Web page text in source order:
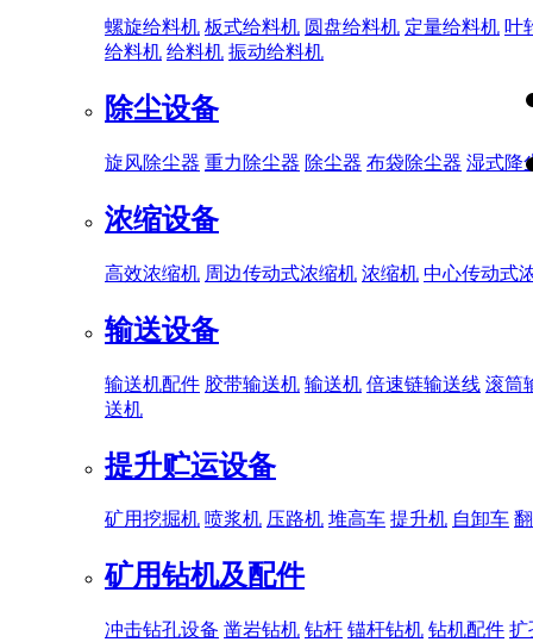
螺旋给料机 板式给料机 圆盘给料机 定量给料机 叶
给料机 给料机 振动给料机
除尘设备
旋风除尘器 重力除尘器 除尘器 布袋除尘器 湿式降
浓缩设备
高效浓缩机 周边传动式浓缩机 浓缩机 中心传动式
输送设备
输送机配件 胶带输送机 输送机 倍速链输送线 滚筒
送机
提升贮运设备
矿用挖掘机 喷浆机 压路机 堆高车 提升机 自卸车
矿用钻机及配件
冲击钻孔设备 凿岩钻机 钻杆 锚杆钻机 钻机配件 扩